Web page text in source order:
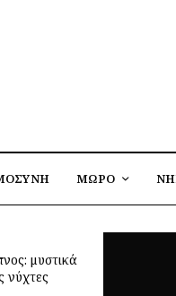
ΜΩΡΟ
μυστικά
νύχτες